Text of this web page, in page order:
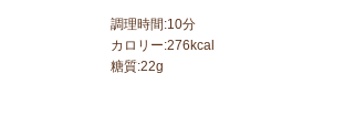
調理時間:10分
カロリー:276 kcal
糖質:22g